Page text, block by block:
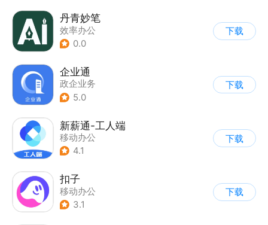
丹青妙笔
效率办公
0.0
下载
企业通
政企业务
5.0
下载
新薪通-工人端
移动办公
4.1
下载
扣子
移动办公
3.1
下载